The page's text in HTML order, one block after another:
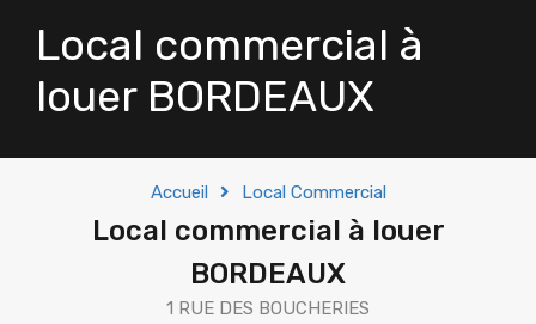
Local commercial à
louer BORDEAUX
Accueil Local Commercial
Local commercial à louer
BORDEAUX
1 RUE DES BOUCHERIES